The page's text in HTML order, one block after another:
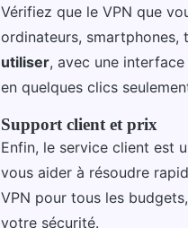
Vérifiez que le VPN que
ordinateurs, smartphones,
utiliser, avec une
en quelques clics
Support client et prix
Enfin, le service client est
vous aider à résoudre
VPN pour tous les
votre sécurité.